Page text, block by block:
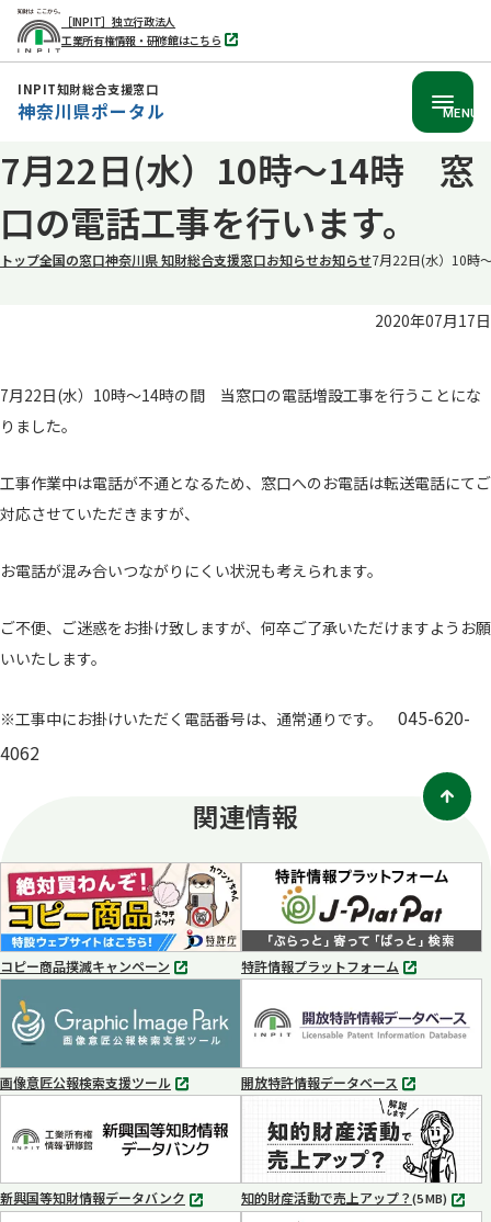
本
文
へ
移
［INPIT］独立行政法人
工業所有権情報・研修館はこちら
別
タ
INPIT知財総合支援窓口
神奈川県ポータル MENU
7月22日(水）10時～14時 窓
口の電話工事を行います。
トップ全国の窓口神奈川県 知財総合支援窓口お知らせお知らせ7月22日(水）10時
2020年07月17日
7月22日(水）10時～14時の間 当窓口の電話増設工事を行うことにな
りました。
工事作業中は電話が不通となるため、窓口へのお電話は転送電話にてご
対応させていただきますが、
お電話が混み合いつながりにくい状況も考えられます。
ご不便、ご迷惑をお掛け致しますが、何卒ご了承いただけますようお願
いいたします。
※工事中にお掛けいただく電話番号は、通常通りです。 045-620-
4062
関連情報
コピー商品撲滅キャンペーン
別
で
開
く
特許情報プラットフォーム
別
ブ
で
く
画像意匠公報検索支援ツール
別
ブ
で
く
開放特許情報データベース
別
タ
ブ
で
開
く
新興国等知財情報データバンク
別
知的財産活動で売上アップ？(5 MB) MP4